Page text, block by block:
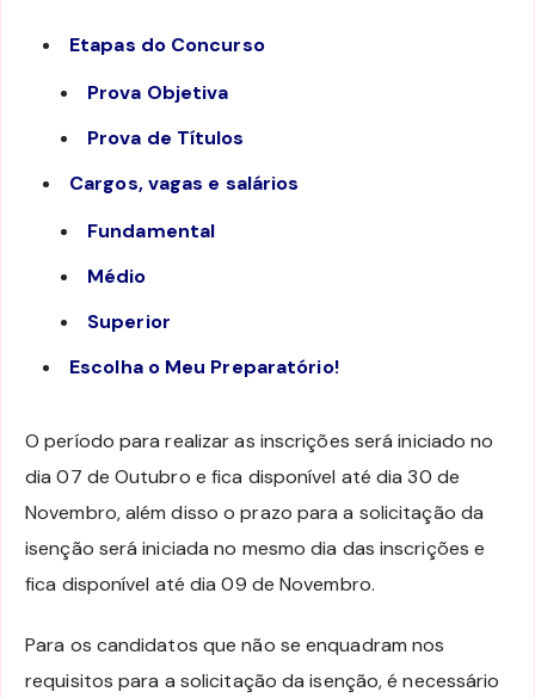
Etapas do Concurso
Prova Objetiva
Prova de Títulos
Cargos, vagas e salários
Fundamental
Médio
Superior
Escolha o Meu Preparatório!
O período para realizar as inscrições será iniciado no
dia 07 de Outubro e fica disponível até dia 30 de
Novembro, além disso o prazo para a solicitação da
isenção será iniciada no mesmo dia das inscrições e
fica disponível até dia 09 de Novembro.
Para os candidatos que não se enquadram nos
requisitos para a solicitação da isenção, é necessário